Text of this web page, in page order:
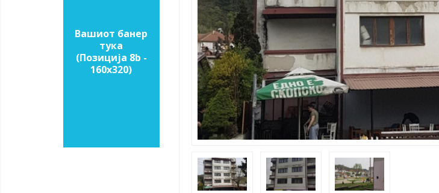
Вашиот банер
тука
(Позиција 8b -
160х320)